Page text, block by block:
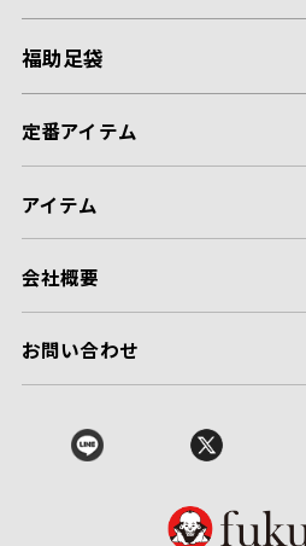
福助足袋
定番アイテム
アイテム
会社概要
お問い合わせ